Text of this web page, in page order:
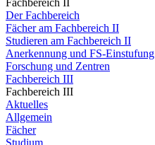
Fachbereich II
Der Fachbereich
Fächer am Fachbereich II
Studieren am Fachbereich II
Anerkennung und FS-Einstufung
Forschung und Zentren
Fachbereich III
Fachbereich III
Aktuelles
Allgemein
Fächer
Studium